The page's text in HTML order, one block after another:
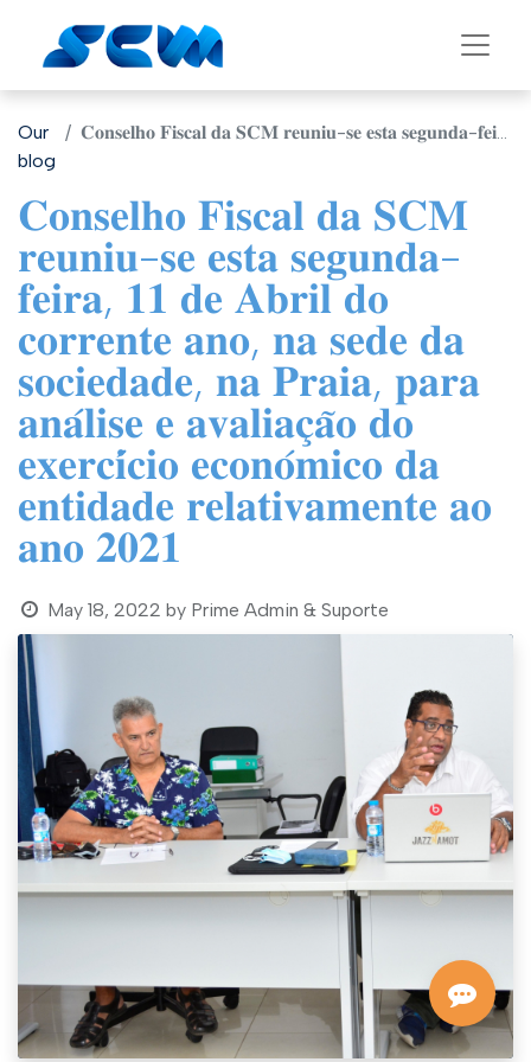
Our
blog
𝐂𝐨𝐧𝐬𝐞𝐥𝐡𝐨 𝐅𝐢𝐬𝐜𝐚𝐥 𝐝𝐚 𝐒𝐂𝐌 𝐫𝐞𝐮𝐧𝐢𝐮-𝐬𝐞 𝐞𝐬𝐭𝐚 𝐬𝐞𝐠𝐮𝐧𝐝𝐚-𝐟𝐞𝐢𝐫𝐚, 𝟏𝟏 𝐝𝐞 𝐀𝐛𝐫𝐢𝐥 𝐝𝐨 𝐜𝐨𝐫𝐫𝐞𝐧𝐭𝐞 𝐚𝐧𝐨, 𝐧𝐚 𝐬𝐞𝐝𝐞 𝐝𝐚 𝐬𝐨𝐜𝐢𝐞𝐝𝐚𝐝𝐞, 𝐧𝐚 𝐏𝐫𝐚𝐢𝐚, 𝐩𝐚𝐫𝐚 𝐚𝐧𝐚́𝐥𝐢𝐬𝐞 𝐞 𝐚𝐯𝐚𝐥𝐢𝐚𝐜̧𝐚̃𝐨 𝐝𝐨 𝐞𝐱𝐞𝐫𝐜𝐢́𝐜𝐢𝐨 𝐞𝐜𝐨𝐧𝐨́𝐦𝐢𝐜𝐨 𝐝𝐚 𝐞𝐧𝐭𝐢𝐝𝐚𝐝𝐞 𝐫𝐞𝐥𝐚𝐭𝐢𝐯𝐚𝐦𝐞𝐧𝐭𝐞 𝐚𝐨 𝐚𝐧𝐨 𝟐𝟎𝟐𝟏
𝐂𝐨𝐧𝐬𝐞𝐥𝐡𝐨 𝐅𝐢𝐬𝐜𝐚𝐥 𝐝𝐚 𝐒𝐂𝐌
𝐫𝐞𝐮𝐧𝐢𝐮-𝐬𝐞 𝐞𝐬𝐭𝐚 𝐬𝐞𝐠𝐮𝐧𝐝𝐚-
𝐟𝐞𝐢𝐫𝐚, 𝟏𝟏 𝐝𝐞 𝐀𝐛𝐫𝐢𝐥 𝐝𝐨
𝐜𝐨𝐫𝐫𝐞𝐧𝐭𝐞 𝐚𝐧𝐨, 𝐧𝐚 𝐬𝐞𝐝𝐞 𝐝𝐚
𝐬𝐨𝐜𝐢𝐞𝐝𝐚𝐝𝐞, 𝐧𝐚 𝐏𝐫𝐚𝐢𝐚, 𝐩𝐚𝐫𝐚
𝐚𝐧𝐚́𝐥𝐢𝐬𝐞 𝐞 𝐚𝐯𝐚𝐥𝐢𝐚𝐜̧𝐚̃𝐨 𝐝𝐨
𝐞𝐱𝐞𝐫𝐜𝐢́𝐜𝐢𝐨 𝐞𝐜𝐨𝐧𝐨́𝐦𝐢𝐜𝐨 𝐝𝐚
𝐞𝐧𝐭𝐢𝐝𝐚𝐝𝐞 𝐫𝐞𝐥𝐚𝐭𝐢𝐯𝐚𝐦𝐞𝐧𝐭𝐞 𝐚𝐨
𝐚𝐧𝐨 𝟐𝟎𝟐𝟏
May 18, 2022 by Prime Admin & Suporte